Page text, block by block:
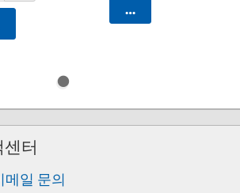
에 담기
카트에 담기
터
메일 문의